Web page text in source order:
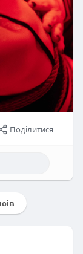
Поділитися